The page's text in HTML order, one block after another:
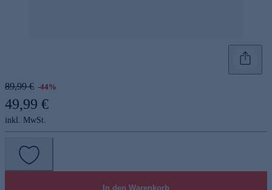
89,99 € -44%
49,99 €
inkl. MwSt.
In den Warenkorb